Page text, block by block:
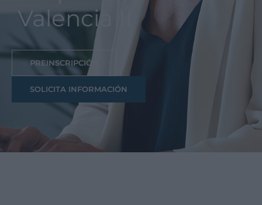
Valencia II
PREINSCRIPCIÓN
SOLICITA INFORMACIÓN